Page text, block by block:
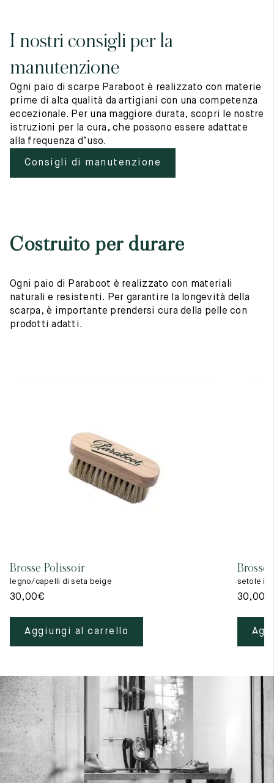
I nostri consigli per la
manutenzione
Ogni paio di scarpe Paraboot è realizzato con materie
prime di alta qualità da artigiani con una competenza
eccezionale. Per una maggiore durata, scopri le nostre
istruzioni per la cura, che possono essere adattate
alla frequenza d’uso.
Consigli di manutenzione
Costruito per durare
Ogni paio di Paraboot è realizzato con materiali
naturali e resistenti. Per garantire la longevità della
scarpa, è importante prendersi cura della pelle con
prodotti adatti.
Brosse Polissoir
legno/capelli di seta beige
30,00€
Aggiungi al carrello
Brosse
setole in
30,00